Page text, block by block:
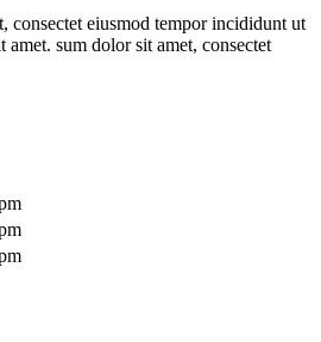
consectet eiusmod tempor incididunt ut
sum dolor sit amet, consectet